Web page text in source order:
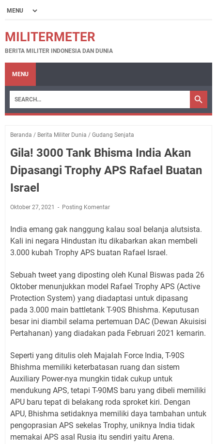
MILITERMETER
BERITA MILITER INDONESIA DAN DUNIA
MENU
Beranda / Berita Militer Dunia / Gudang Senjata
Gila! 3000 Tank Bhisma India Akan
Dipasangi Trophy APS Rafael Buatan
Israel
Oktober 27, 2021 Posting Komentar
India emang gak nanggung kalau soal belanja alutsista.
Kali ini negara Hindustan itu dikabarkan akan membeli
3.000 kubah Trophy APS buatan Rafael Israel.
Sebuah tweet yang diposting oleh Kunal Biswas pada 26
Oktober menunjukkan model Rafael Trophy APS (Active
Protection System) yang diadaptasi untuk dipasang
pada 3.000 main battletank T-90S Bhishma. Keputusan
besar ini diambil selama pertemuan DAC (Dewan Akuisisi
Pertahanan) yang diadakan pada Februari 2021 kemarin.
Seperti yang ditulis oleh Majalah Force India, T-90S
Bhishma memiliki keterbatasan ruang dan sistem
Auxiliary Power-nya mungkin tidak cukup untuk
mendukung APS, tetapi T-90MS baru yang dibeli memiliki
APU baru tepat di belakang roda sproket kiri. Dengan
APU, Bhishma setidaknya memiliki daya tambahan untuk
pengoprasian APS sekelas Trophy, uniknya India tidak
memakai APS asal Rusia itu sendiri yaitu Arena.